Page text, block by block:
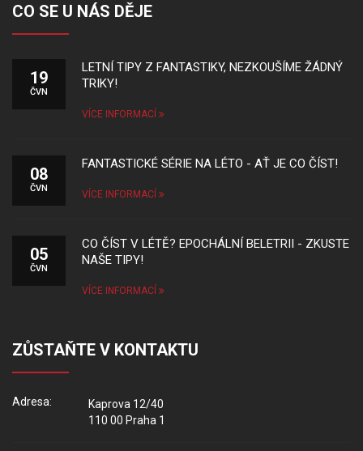
CO SE U NÁS DĚJE
19
ČVN
LETNÍ TIPY Z FANTASTIKY, NEZKOUŠÍME ŽÁDNÝ
TRIKY!
VÍCE INFORMACÍ
08
ČVN
FANTASTICKÉ SÉRIE NA LÉTO - AŤ JE CO ČÍST!
VÍCE INFORMACÍ
05
ČVN
CO ČÍST V LÉTĚ? EPOCHÁLNÍ BELETRII - ZKUSTE
NAŠE TIPY!
VÍCE INFORMACÍ
ZŮSTAŇTE V KONTAKTU
Adresa:
Kaprova 12/40
110 00 Praha 1